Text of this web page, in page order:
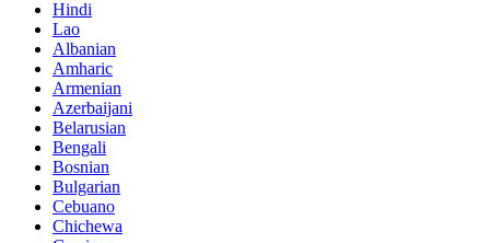
Hindi
Lao
Albanian
Amharic
Armenian
Azerbaijani
Belarusian
Bengali
Bosnian
Bulgarian
Cebuano
Chichewa